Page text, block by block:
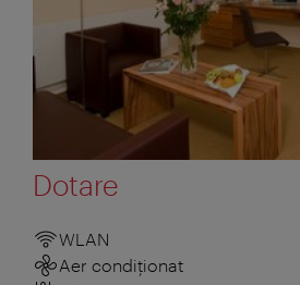
Dotare
WLAN
Aer condiționat